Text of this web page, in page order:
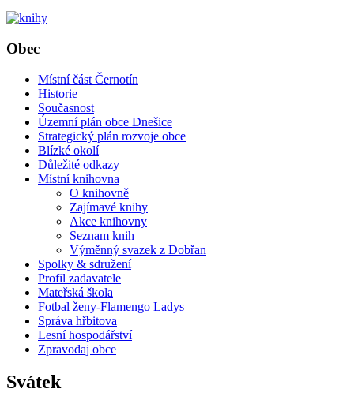
Obec
Místní část Černotín
Historie
Současnost
Územní plán obce Dnešice
Strategický plán rozvoje obce
Blízké okolí
Důležité odkazy
Místní knihovna
O knihovně
Zajímavé knihy
Akce knihovny
Seznam knih
Výměnný svazek z Dobřan
Spolky & sdružení
Profil zadavatele
Mateřská škola
Fotbal ženy-Flamengo Ladys
Správa hřbitova
Lesní hospodářství
Zpravodaj obce
Svátek